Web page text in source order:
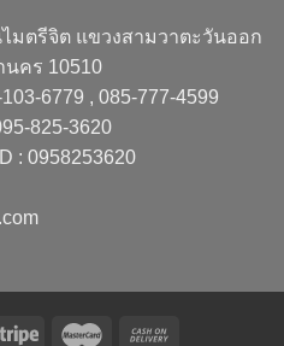
มตรีจิต แขวงสามวาตะวันออก
นคร 10510
6779 , 085-777-4599
825-3620
: 0958253620